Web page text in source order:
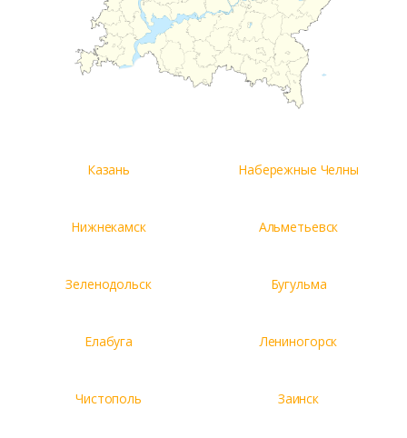
Казань Набережные Челны
Нижнекамск Альметьевск
Зеленодольск Бугульма
Елабуга Лениногорск
Чистополь Заинск